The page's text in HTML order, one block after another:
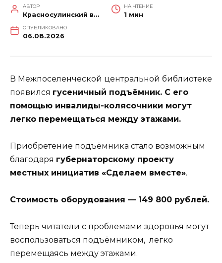
АВТОР
Красносулинский вестник
НА ЧТЕНИЕ
1 мин
ОПУБЛИКОВАНО
06.08.2026
В Межпоселенческой центральной библиотеке
появился гусеничный подъёмник. С его
помощью инвалиды-колясочники могут
легко перемещаться между этажами.
Приобретение подъёмника стало возможным
благодаря губернаторскому проекту
местных инициатив «Сделаем вместе».
Стоимость оборудования — 149 800 рублей.
Теперь читатели с проблемами здоровья могут
воспользоваться подъёмником, легко
перемещаясь между этажами.